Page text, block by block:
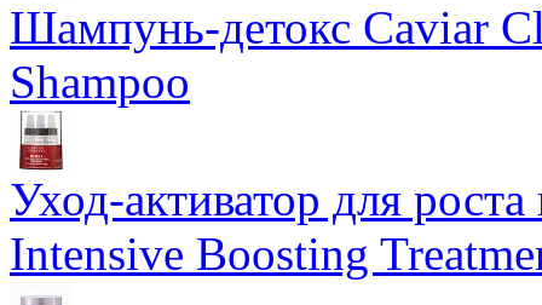
Шампунь-детокс Caviar
Shampoo
Уход-активатор для
Intensive Boosting